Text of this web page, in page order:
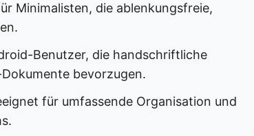
Minimalisten, die ablenkungsfreie,
Benutzer, die handschriftliche
bevorzugen.
für umfassende Organisation und